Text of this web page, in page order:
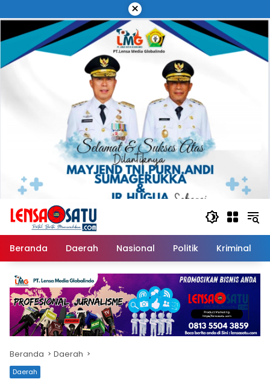
ke
konten
×
Beranda Daerah Nasional Politik Kriminal
Beranda Daerah
Daerah